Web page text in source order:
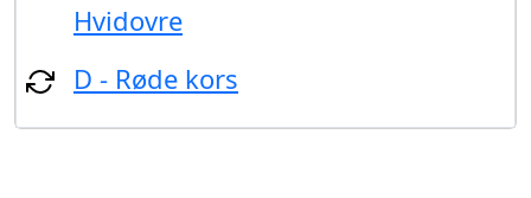
Hvidovre
D - Røde kors